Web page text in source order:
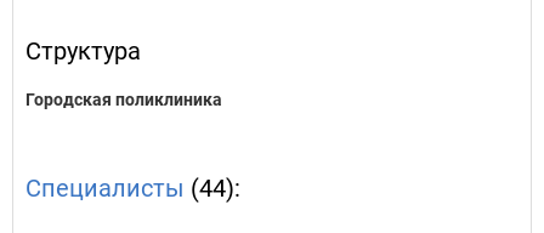
Структура
Городская поликлиника
Специалисты (44):